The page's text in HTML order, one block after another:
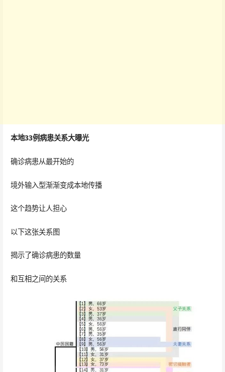
本地33例病患关系大曝光
确诊病患从最开始的
境外输入型渐渐变成本地传播
这个趋势让人担心
以下这张关系图
揭示了确诊病患的数量
和互相之间的关系